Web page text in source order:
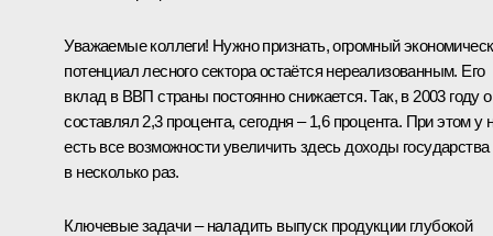
Уважаемые коллеги! Нужно признать, огромный
потенциал лесного сектора остаётся нереализованным. Его
вклад в ВВП страны постоянно снижается. Так, в 2003 году
составлял 2,3 процента, сегодня – 1,6 процента. При этом у
есть все возможности увеличить здесь доходы государства
в несколько раз.
Ключевые задачи – наладить выпуск продукции глубокой